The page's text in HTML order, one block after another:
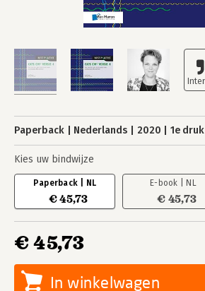
Paperback Nederlands 2020 1e druk
Kies uw bindwijze
Paperback | NL
€ 45,73
E-book | NL
€ 45,73
€ 45,73
In winkelwagen